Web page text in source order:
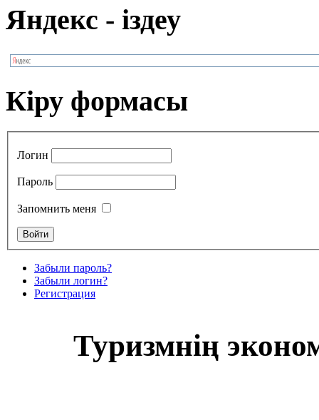
Яндекс - іздеу
Кіру формасы
Логин
Пароль
Запомнить меня
Забыли пароль?
Забыли логин?
Регистрация
Туризмнің